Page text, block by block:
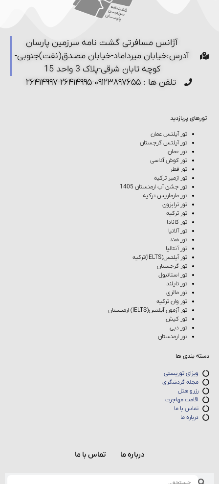
آژانس مسافرتی گشت نامه سرزمین پارسان
آدرس:خیابان میرداماد-خیابان مصدق(نفت)جنوبی-
کوچه تابان شرقی-پلاک 3 واحد 15
تلفن ها : ۰۹۱۲۳۸۹۷۶۵۵-۲۶۴۱۴۹۹۵-۲۶۴۱۴۹۹۷
تورهای پربازدید
تور آیلتس عمان
تور آیلتس گرجستان
تور عمان
تور کوش‌ آداسی
تور قطر
تور ازمیر ترکیه
تور جشن آب ارمنستان 1405
تور مارماریس ترکیه
تور ترابزون
تور ترکیه
تور کانادا
تور آلانیا
تور هند
تور آنتالیا
تور آیلتس(IELTS)ترکیه
تور گرجستان
تور استانبول
تور تایلند
تور مالزی
تور وان ترکیه
تور آزمون آیلتس(IELTS) ارمنستان
تور کیش
تور دبی
تور ارمنستان
دسته بندی ها
ویزای توریستی
مجله گردشگری
رزرو هتل
اقامت مهاجرت
تماس با ما
درباره ما
درباره ما تماس با ما